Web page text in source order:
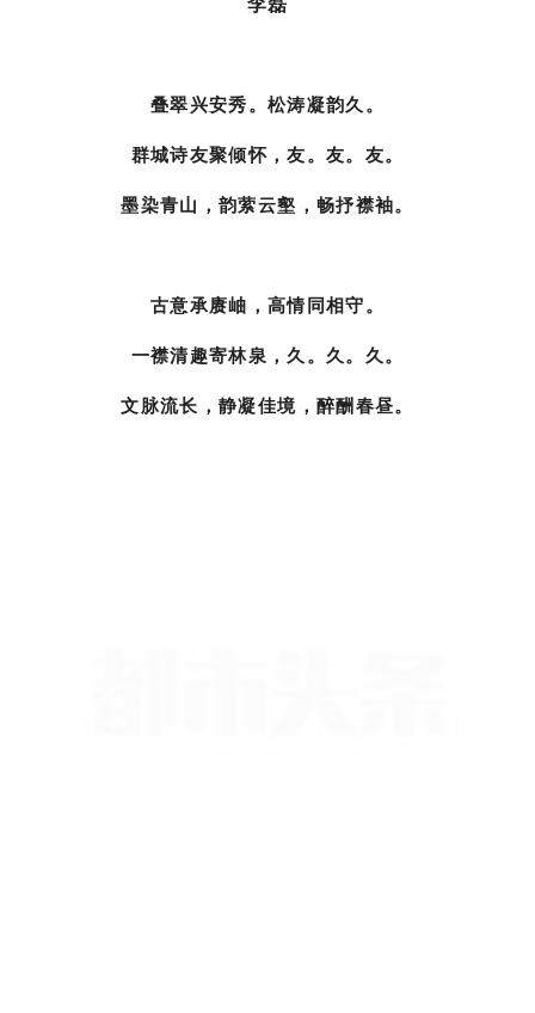
叠翠兴安秀。松涛凝韵久。
群城诗友聚倾怀，友。友。友。
墨染青山，韵萦云壑，畅抒襟袖。
古意承赓岫，高情同相守。
一襟清趣寄林泉，久。久。久。
文脉流长，静凝佳境，醉酬春昼。